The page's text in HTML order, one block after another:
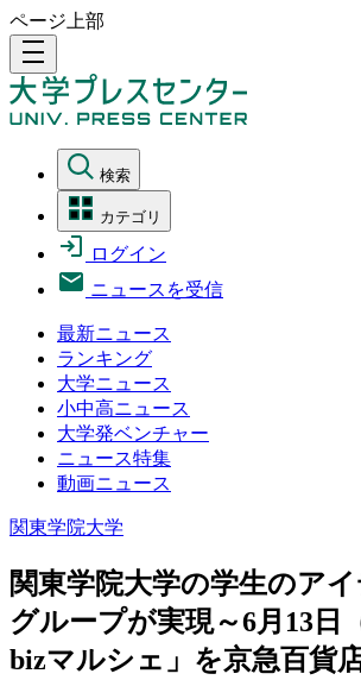
ページ上部
density_medium
検索
カテゴリ
ログイン
ニュースを受信
最新ニュース
ランキング
大学ニュース
小中高ニュース
大学発ベンチャー
ニュース特集
動画ニュース
関東学院大学
関東学院大学の学生のア
グループが実現～6月13日
bizマルシェ」を京急百貨